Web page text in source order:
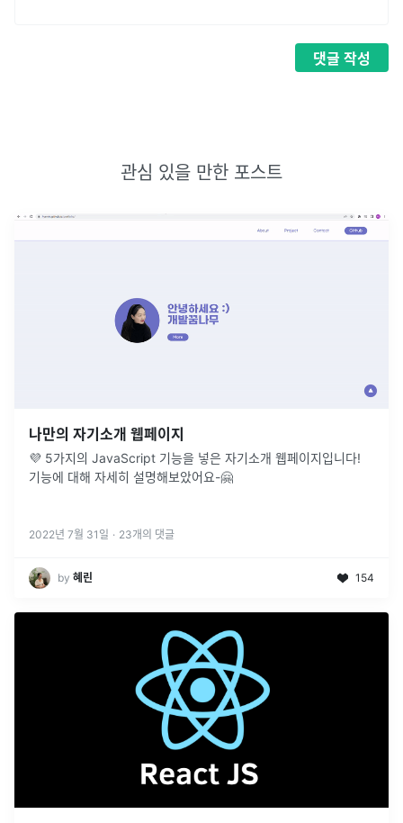
댓글 작성
관심 있을 만한 포스트
나만의 자기소개 웹페이지
💜 5가지의 JavaScript 기능을 넣은 자기소개 웹페이지입니다!
기능에 대해 자세히 설명해보았어요-🤗
2022년 7월 31일 · 23개의 댓글
by 혜린 154